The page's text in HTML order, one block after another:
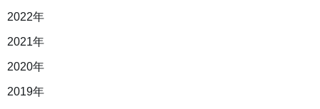
2022年
2021年
2020年
2019年